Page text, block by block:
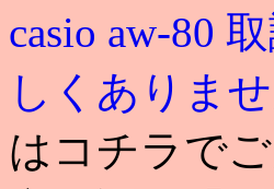
casio aw-80
しくありま
はコチラで